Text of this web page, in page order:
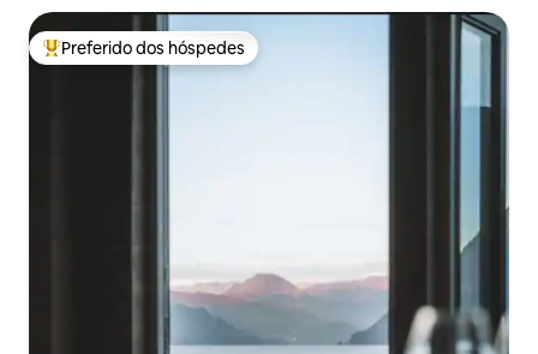
Entre os melhores preferidos dos hóspedes
Preferido dos hóspedes